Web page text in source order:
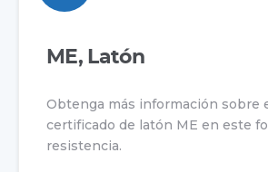
ME, Latón
Obtenga más información sobre
certificado de latón ME en este
resistencia.